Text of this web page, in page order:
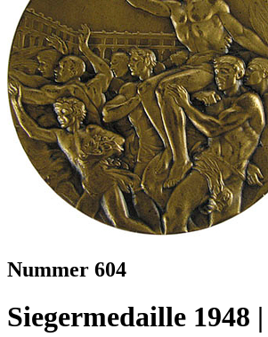
Nummer 604
Siegermedaille 1948 |